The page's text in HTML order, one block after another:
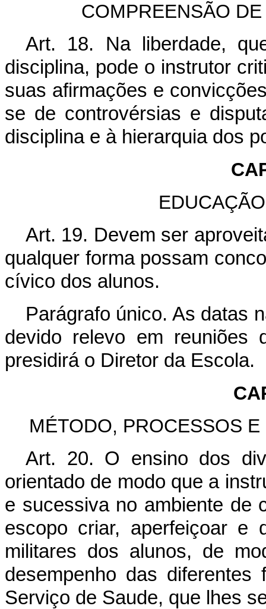
COMPREENSÃO
Art. 18. Na liberdade,
disciplina, pode o instrutor
suas afirmações e
se de controvérsias e
disciplina e à hierarquia dos
Art. 19. Devem ser
qualquer forma possam
cívico dos alunos.
Parágrafo único. As datas
devido relevo em reuniões
presidirá o Diretor da Escola.
MÉTODO, PROCESSOS
Art. 20. O ensino dos
orientado de modo que a
e sucessiva no ambiente de
escopo criar, aperfeiçoar e
militares dos alunos, de
desempenho das
Serviço de Saude, que lhes